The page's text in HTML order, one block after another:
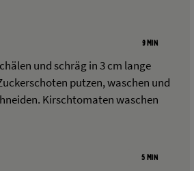
9 Min
und schräg in 3 cm lange
putzen, waschen und
Kirschtomaten waschen
5 Min